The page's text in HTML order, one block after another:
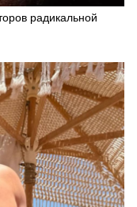
радикальной